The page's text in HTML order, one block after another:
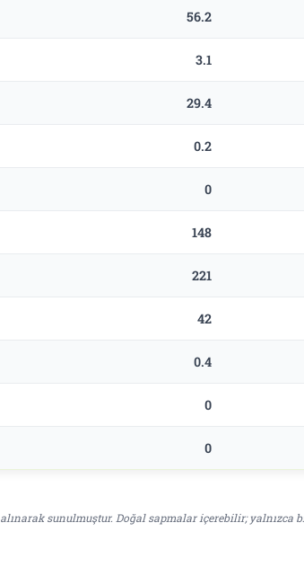
56.2
3.1
29.4
0.2
0
148
221
42
0.4
0
0
sunulmuştur. Doğal sapmalar içerebilir; yalnızca